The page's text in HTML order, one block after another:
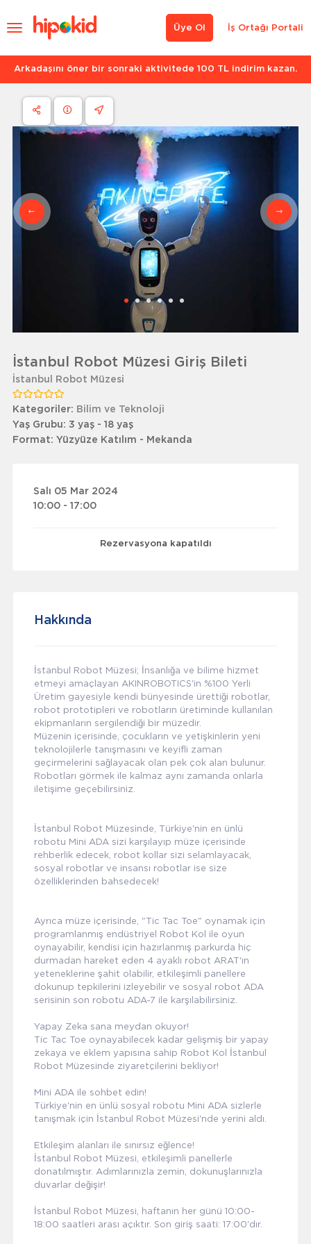
İş Ortağı Portali
Üye Ol
Arkadaşını öner bir sonraki aktivitede 100 TL indirim kazan.
İstanbul Robot Müzesi Giriş Bileti
İstanbul Robot Müzesi
Kategoriler: Bilim ve Teknoloji
Yaş Grubu: 3 yaş - 18 yaş
Format: Yüzyüze Katılım - Mekanda
Salı 05 Mar 2024
10:00 - 17:00
Rezervasyona kapatıldı
Hakkında
İstanbul Robot Müzesi; İnsanlığa ve bilime hizmet
etmeyi amaçlayan AKINROBOTICS'in %100 Yerli
Üretim gayesiyle kendi bünyesinde ürettiği robotlar,
robot prototipleri ve robotların üretiminde kullanılan
ekipmanların sergilendiği bir müzedir.
Müzenin içerisinde, çocukların ve yetişkinlerin yeni
teknolojilerle tanışmasını ve keyifli zaman
geçirmelerini sağlayacak olan pek çok alan bulunur.
Robotları görmek ile kalmaz aynı zamanda onlarla
iletişime geçebilirsiniz.
İstanbul Robot Müzesinde, Türkiye'nin en ünlü
robotu Mini ADA sizi karşılayıp müze içerisinde
rehberlik edecek, robot kollar sizi selamlayacak,
sosyal robotlar ve insansı robotlar ise size
özelliklerinden bahsedecek!
Ayrıca müze içerisinde, "Tic Tac Toe" oynamak için
programlanmış endüstriyel Robot Kol ile oyun
oynayabilir, kendisi için hazırlanmış parkurda hiç
durmadan hareket eden 4 ayaklı robot ARAT'ın
yeteneklerine şahit olabilir, etkileşimli panellere
dokunup tepkilerini izleyebilir ve sosyal robot ADA
serisinin son robotu ADA-7 ile karşılabilirsiniz.
Yapay Zeka sana meydan okuyor!
Tic Tac Toe oynayabilecek kadar gelişmiş bir yapay
zekaya ve eklem yapısına sahip Robot Kol İstanbul
Robot Müzesinde ziyaretçilerini bekliyor!
Mini ADA ile sohbet edin!
Türkiye'nin en ünlü sosyal robotu Mini ADA sizlerle
tanışmak için İstanbul Robot Müzesi'nde yerini aldı.
Etkileşim alanları ile sınırsız eğlence!
İstanbul Robot Müzesi, etkileşimli panellerle
donatılmıştır. Adımlarınızla zemin, dokunuşlarınızla
duvarlar değişir!
İstanbul Robot Müzesi, haftanın her günü 10:00-
18:00 saatleri arası açıktır. Son giriş saati: 17:00'dır.